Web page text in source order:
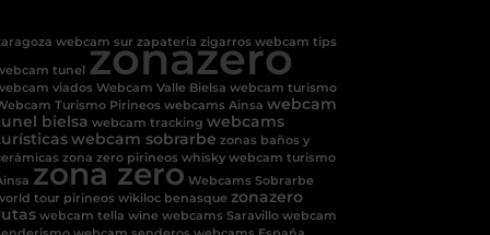
webcam sur zapateria zigarros webcam tips
tunel zonazero
viados Webcam Valle Bielsa webcam turismo
Turismo Pirineos webcams Ainsa webcam
bielsa webcam tracking webcams
webcam sobrarbe zonas baños y
zona zero pirineos whisky webcam turismo
zona zero Webcams Sobrarbe
tour pirineos wikiloc benasque zonazero
webcam tella wine webcams Saravillo webcam